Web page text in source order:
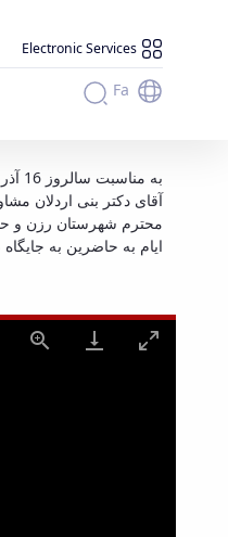
به
آقای دکتر بنی اردلان
محترم شهرستان رزن و
ایام به حاضرین به